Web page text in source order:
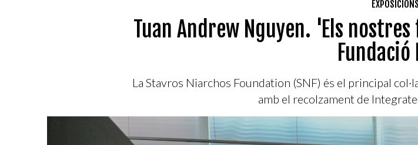
EXPOSICIONS
Tuan Andrew Nguyen. 'Els
La Stavros Niarchos Foundation (SNF) és el principal
amb el recolzament de